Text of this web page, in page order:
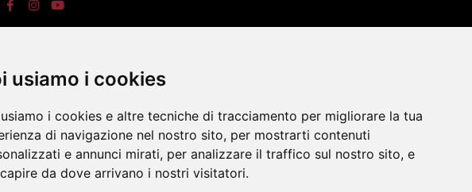
usiamo i cookies
i cookies e altre tecniche di tracciamento per migliorare la tua
di navigazione nel nostro sito, per mostrarti contenuti
e annunci mirati, per analizzare il traffico sul nostro sito, e
da dove arrivano i nostri visitatori.